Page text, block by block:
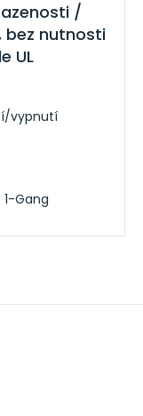
/
bez nutnosti
UL
vypnutí
Gang